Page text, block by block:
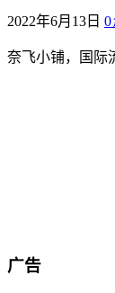
2022年6月13日 0
奈飞小铺，国际
广告